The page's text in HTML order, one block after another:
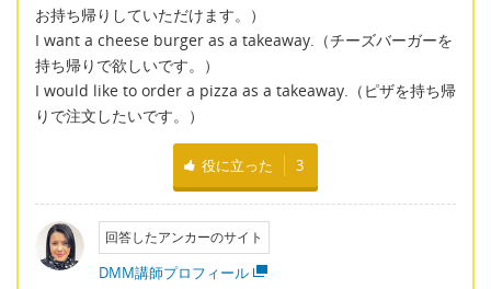
お持ち帰りしていただけます。）
I want a cheese burger as a takeaway.（チーズバーガーを
持ち帰りで欲しいです。）
I would like to order a pizza as a takeaway.（ピザを持ち帰
りで注文したいです。）
役に立った 3
回答したアンカーのサイト
DMM講師プロフィール